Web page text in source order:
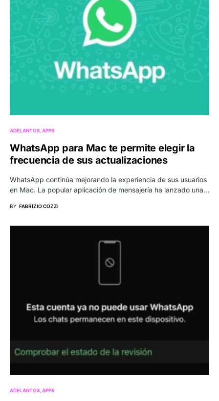
ADELANTOS APPS
WhatsApp para Mac te permite elegir la
frecuencia de sus actualizaciones
WhatsApp continúa mejorando la experiencia de sus usuarios
en Mac. La popular aplicación de mensajería ha lanzado una…
BY FABRIZIO COZZI
ADELANTOS APPS